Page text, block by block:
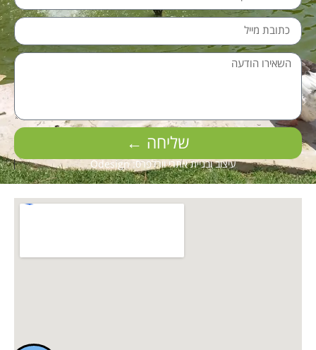
שליחה ←
עיצוב ובניית אתרי וורדפרס: Odesign